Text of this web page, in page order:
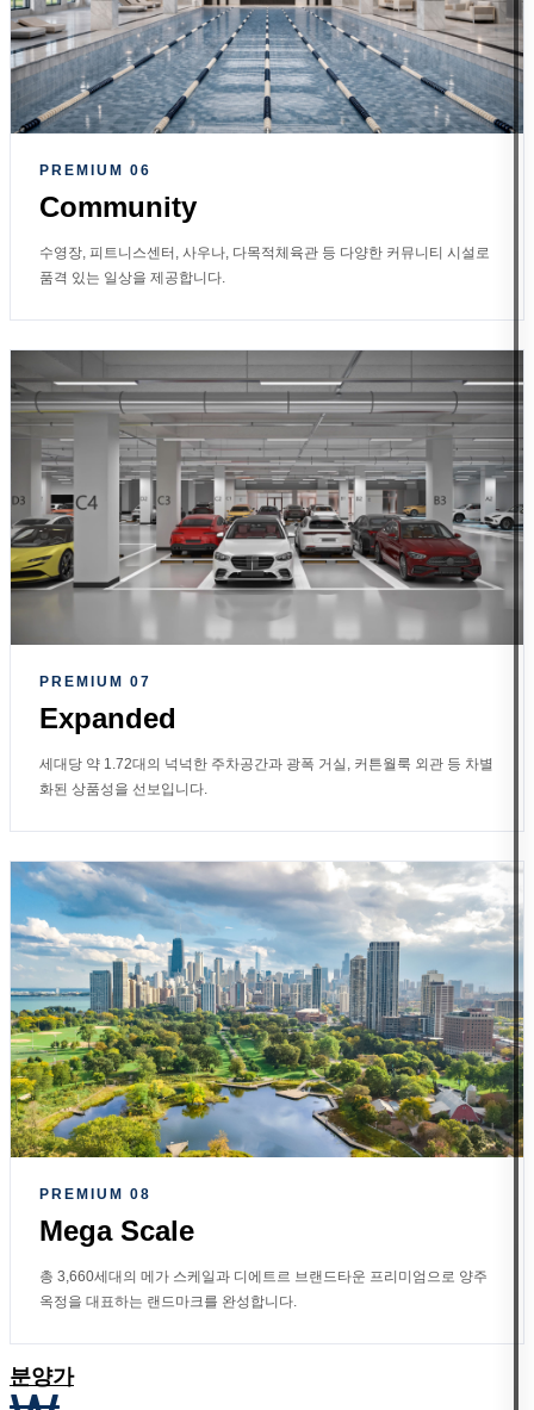
PREMIUM 06
Community
수영장, 피트니스센터, 사우나, 다목적체육관 등 다양한 커뮤니티 시설로
품격 있는 일상을 제공합니다.
PREMIUM 07
Expanded
세대당 약 1.72대의 넉넉한 주차공간과 광폭 거실, 커튼월룩 외관 등 차별
화된 상품성을 선보입니다.
PREMIUM 08
Mega Scale
총 3,660세대의 메가 스케일과 디에트르 브랜드타운 프리미엄으로 양주
옥정을 대표하는 랜드마크를 완성합니다.
분양가